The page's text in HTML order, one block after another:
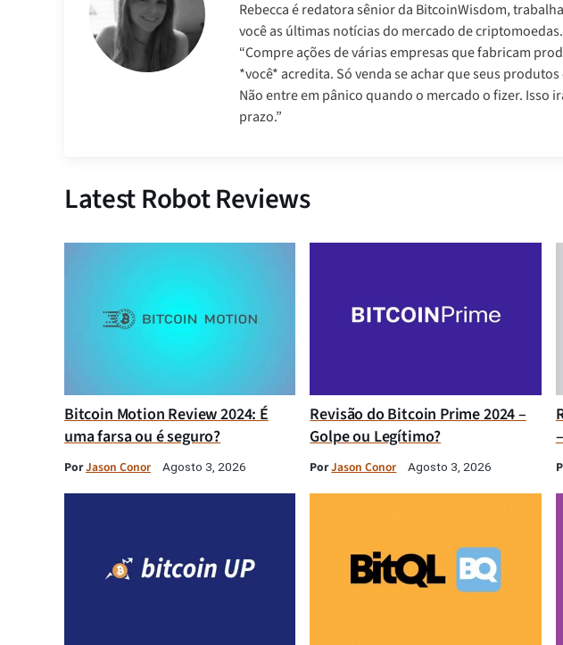
Rebecca é redatora sênior da BitcoinWisdom,
você as últimas notícias do mercado de
“Compre ações de várias empresas que fabricam
*você* acredita. Só venda se achar que seus
Não entre em pânico quando o mercado o fizer. Isso
prazo.”
Latest Robot Reviews
Bitcoin Motion Review 2024: É
uma farsa ou é seguro?
PorJason Conor Agosto 3, 2026
Revisão do Bitcoin Prime 2024 –
Golpe ou Legítimo?
PorJason Conor Agosto 3, 2026